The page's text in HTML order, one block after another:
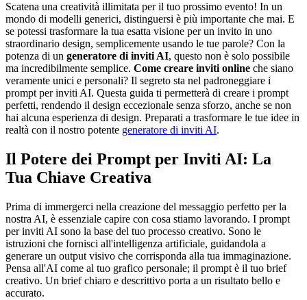
Scatena una creatività illimitata per il tuo prossimo evento! In un
mondo di modelli generici, distinguersi è più importante che mai. E
se potessi trasformare la tua esatta visione per un invito in uno
straordinario design, semplicemente usando le tue parole? Con la
potenza di un generatore di inviti AI, questo non è solo possibile
ma incredibilmente semplice. Come creare inviti online che siano
veramente unici e personali? Il segreto sta nel padroneggiare i
prompt per inviti AI. Questa guida ti permetterà di creare i prompt
perfetti, rendendo il design eccezionale senza sforzo, anche se non
hai alcuna esperienza di design. Preparati a trasformare le tue idee in
realtà con il nostro potente generatore di inviti AI.
Il Potere dei Prompt per Inviti AI: La
Tua Chiave Creativa
Prima di immergerci nella creazione del messaggio perfetto per la
nostra AI, è essenziale capire con cosa stiamo lavorando. I prompt
per inviti AI sono la base del tuo processo creativo. Sono le
istruzioni che fornisci all'intelligenza artificiale, guidandola a
generare un output visivo che corrisponda alla tua immaginazione.
Pensa all'AI come al tuo grafico personale; il prompt è il tuo brief
creativo. Un brief chiaro e descrittivo porta a un risultato bello e
accurato.